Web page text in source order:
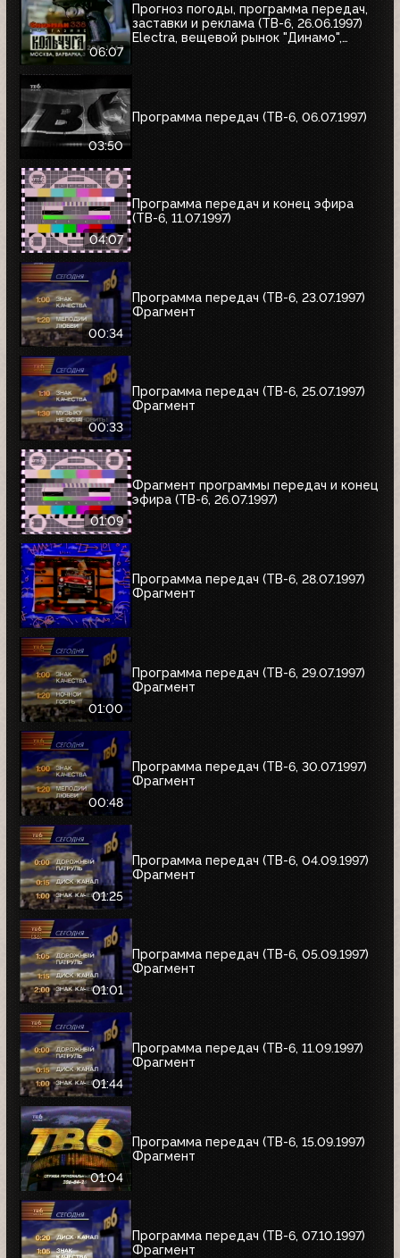
06:07
Прогноз погоды, программа передач,
заставки и реклама (ТВ-6, 26.06.1997)
Electra, вещевой рынок "Динамо",
03:50
Программа передач (ТВ-6, 06.07.1997)
04:07
Программа передач и конец эфира
(ТВ-6, 11.07.1997)
00:34
Программа передач (ТВ-6, 23.07.1997)
Фрагмент
00:33
Программа передач (ТВ-6, 25.07.1997)
Фрагмент
01:09
Фрагмент программы передач и конец
эфира (ТВ-6, 26.07.1997)
Программа передач (ТВ-6, 28.07.1997)
Фрагмент
01:00
Программа передач (ТВ-6, 29.07.1997)
Фрагмент
00:48
Программа передач (ТВ-6, 30.07.1997)
Фрагмент
01:25
Программа передач (ТВ-6, 04.09.1997)
Фрагмент
01:01
Программа передач (ТВ-6, 05.09.1997)
Фрагмент
01:44
Программа передач (ТВ-6, 11.09.1997)
Фрагмент
01:04
Программа передач (ТВ-6, 15.09.1997)
Фрагмент
Программа передач (ТВ-6, 07.10.1997)
Фрагмент